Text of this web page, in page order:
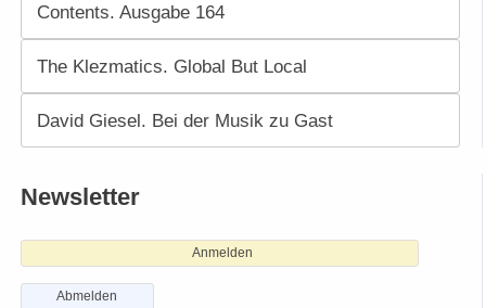
Contents. Ausgabe 164
The Klezmatics. Global But Local
David Giesel. Bei der Musik zu Gast
Newsletter
Anmelden
Abmelden